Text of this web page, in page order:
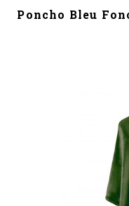
Poncho Bleu